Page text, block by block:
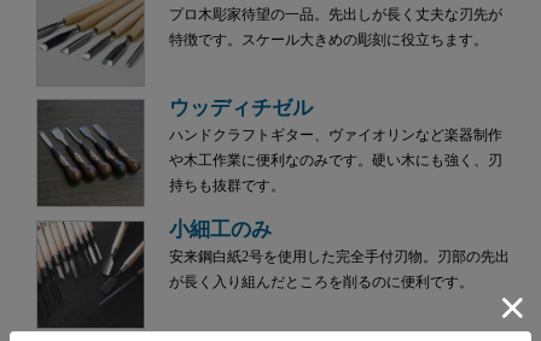
プロ木彫家待望の一品。先出しが長く丈夫な刃先が
特徴です。スケール大きめの彫刻に役立ちます。
ウッディチゼル
ハンドクラフトギター、ヴァイオリンなど楽器制作
や木工作業に便利なのみです。硬い木にも強く、刃
持ちも抜群です。
小細工のみ
安来鋼白紙2号を使用した完全手付刃物。刃部の先出
が長く入り組んだところを削るのに便利です。